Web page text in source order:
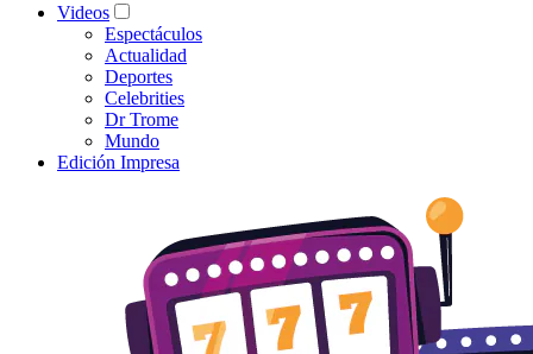
Videos
Espectáculos
Actualidad
Deportes
Celebrities
Dr Trome
Mundo
Edición Impresa